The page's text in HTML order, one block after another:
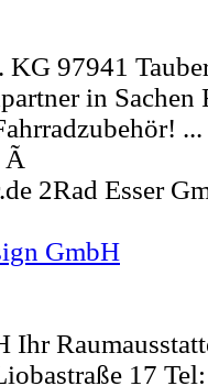
KG 97941
in Sachen
Ã
2Rad Esser
GmbH
Ihr
17